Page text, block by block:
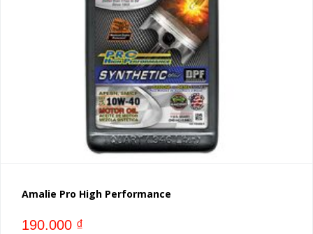
Amalie Pro High Performance
190.000 ₫